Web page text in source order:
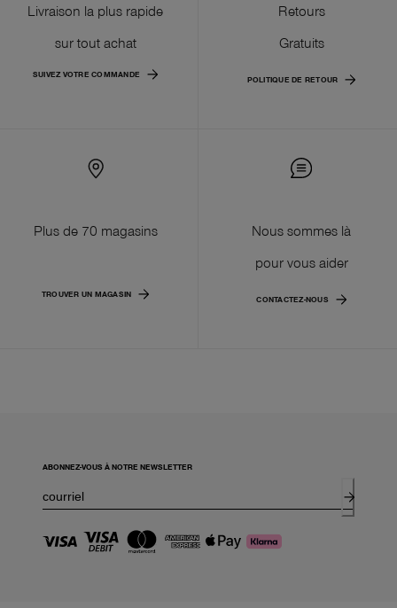
Livraison la plus rapide
sur tout achat
SUIVEZ VOTRE COMMANDE
Retours
Gratuits
POLITIQUE DE RETOUR
Plus de 70 magasins
TROUVER UN MAGASIN
Nous sommes là
pour vous aider
CONTACTEZ-NOUS
ABONNEZ-VOUS À NOTRE NEWSLETTER